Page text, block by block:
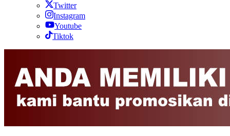
Twitter
Instagram
Youtube
Tiktok